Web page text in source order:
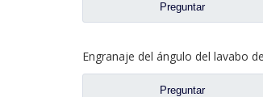
Preguntar
Preguntar